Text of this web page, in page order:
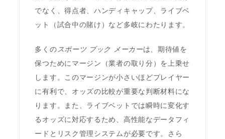
でなく、得点者、ハンディキャップ、ライブベ
ット（試合中の賭け）など多岐にわたります。
多くのスポーツ ブック メーカーは、期待値を
保つためにマージン（業者の取り分）を上乗せ
します。このマージンが小さいほどプレイヤー
に有利で、オッズの比較が重要な判断材料にな
ります。また、ライブベットでは瞬時に変化す
るオッズに対応するため、高性能なデータフィ
ードとリスク管理システムが必要です。さら